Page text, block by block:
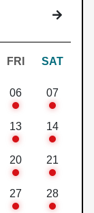
下個月
FRI SAT
06 07
13 14
20 21
27 28